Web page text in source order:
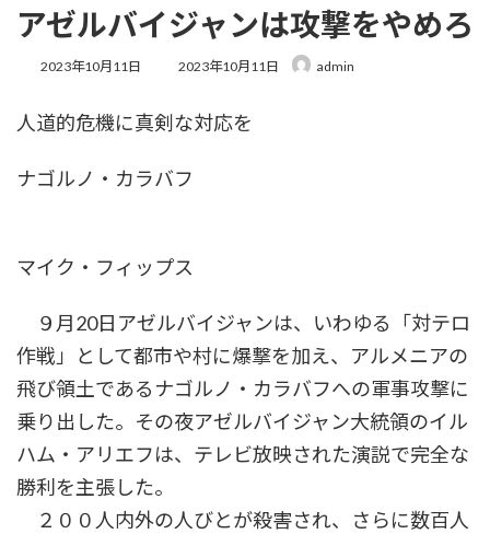
アゼルバイジャンは攻撃をやめろ
2023年10月11日
最
新
:
2023年10月11日 admin
人道的危機に真剣な対応を
ナゴルノ・カラバフ
マイク・フィップス
９月20日アゼルバイジャンは、いわゆる「対テロ
作戦」として都市や村に爆撃を加え、アルメニアの
飛び領土であるナゴルノ・カラバフへの軍事攻撃に
乗り出した。その夜アゼルバイジャン大統領のイル
ハム・アリエフは、テレビ放映された演説で完全な
勝利を主張した。
２００人内外の人びとが殺害され、さらに数百人